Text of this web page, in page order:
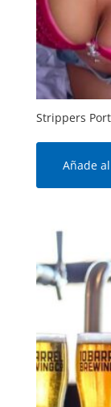
Strippers
Añade